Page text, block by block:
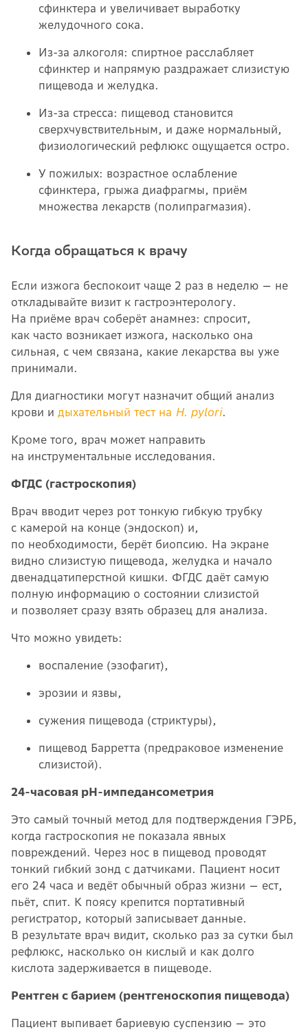
сфинктера и увеличивает выработку
желудочного сока.
Из-за алкоголя: спиртное расслабляет
сфинктер и напрямую раздражает слизистую
пищевода и желудка.
Из-за стресса: пищевод становится
сверхчувствительным, и даже нормальный,
физиологический рефлюкс ощущается остро.
У пожилых: возрастное ослабление
сфинктера, грыжа диафрагмы, приём
множества лекарств (полипрагмазия).
Когда обращаться к врачу
Если изжога беспокоит чаще 2 раз в неделю — не
откладывайте визит к гастроэнтерологу.
На приёме врач соберёт анамнез: спросит,
как часто возникает изжога, насколько она
сильная, с чем связана, какие лекарства вы уже
принимали.
Для диагностики могут назначит общий анализ
крови и дыхательный тест на H. pylori.
Кроме того, врач может направить
на инструментальные исследования.
ФГДС (гастроскопия)
Врач вводит через рот тонкую гибкую трубку
с камерой на конце (эндоскоп) и,
по необходимости, берёт биопсию. На экране
видно слизистую пищевода, желудка и начало
двенадцатиперстной кишки. ФГДС даёт самую
полную информацию о состоянии слизистой
и позволяет сразу взять образец для анализа.
Что можно увидеть:
воспаление (эзофагит),
эрозии и язвы,
сужения пищевода (стриктуры),
пищевод Барретта (предраковое изменение
слизистой).
24-часовая pH-импедансометрия
Это самый точный метод для подтверждения ГЭРБ,
когда гастроскопия не показала явных
повреждений. Через нос в пищевод проводят
тонкий гибкий зонд с датчиками. Пациент носит
его 24 часа и ведёт обычный образ жизни — ест,
пьёт, спит. К поясу крепится портативный
регистратор, который записывает данные.
В результате врач видит, сколько раз за сутки был
рефлюкс, насколько он кислый и как долго
кислота задерживается в пищеводе.
Рентген с барием (рентгеноскопия пищевода)
Пациент выпивает бариевую суспензию — это